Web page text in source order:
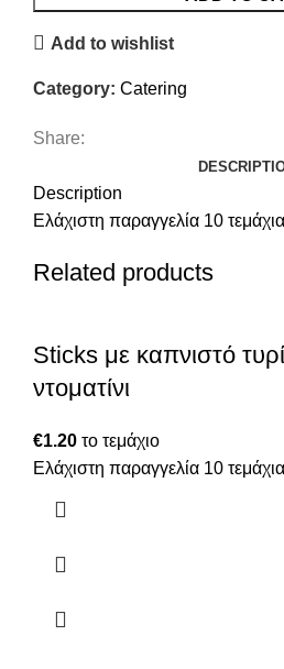
Add to wishlist
Category: Catering
Share:
Description
Ελάχιστη παραγγελία 10 τεμάχια
Related products
Sticks με καπνιστό
ντοματίνι
€1.20 το τεμάχιο
Ελάχιστη παραγγελία 10 τεμάχια